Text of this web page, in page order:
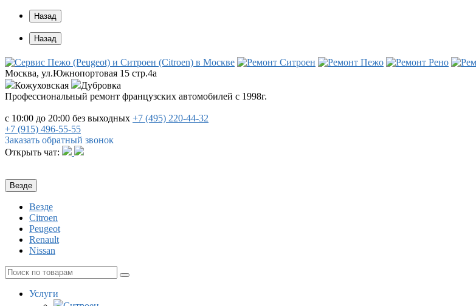
Назад
Назад
Москва, ул.Южнопортовая 15 стр.4a
Кожуховская
Дубровка
Профессиональный ремонт французских автомобилей с 1998г.
с 10:00 до 20:00 без выходных +7 (495) 220-44-32
+7 (915) 496-55-55
Заказать обратный звонок
Открыть чат:
Везде
Везде
Citroen
Peugeot
Renault
Nissan
Услуги